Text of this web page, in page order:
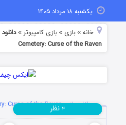
یکشنبه ۱۸ مرداد ۱۴۰۵
خانه »بازی »بازی کامپیوتر »
Cemetery: Curse of the Raven
دانلود بازی Redemption Cemetery: Curse of the Raven
۳ نظر